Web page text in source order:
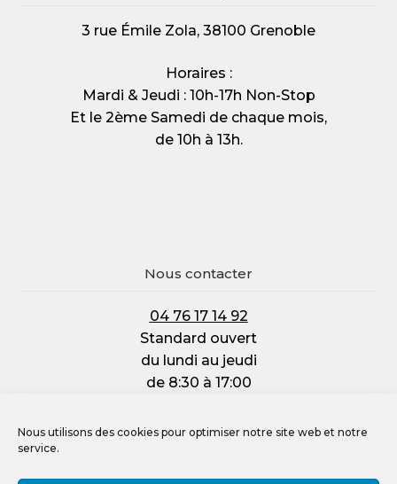
Nous utilisons des cookies pour optimiser notre site web et notre
service.
3 rue Émile Zola, 38100 Grenoble
Horaires :
Mardi & Jeudi : 10h-17h Non-Stop
Et le 2ème Samedi de chaque mois,
de 10h à 13h.
Nous contacter
04 76 17 14 92
Standard ouvert
du lundi au jeudi
de 8:30 à 17:00
de 8:30 à 12:00